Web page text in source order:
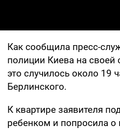
Как сообщила пресс-
полиции Киева на своей
это случилось около 19
Берлинского.
К квартире заявителя
ребенком и попросила